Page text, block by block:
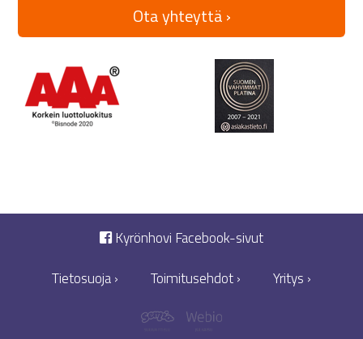
Ota yhteyttä ›
Kyrönhovi Facebook-sivut
Tietosuoja ›
Toimitusehdot › Yritys ›